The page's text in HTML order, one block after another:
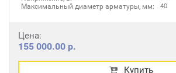
Максимальный диаметр арматуры, мм: 40
Цена:
155 000.00 р.
Купить